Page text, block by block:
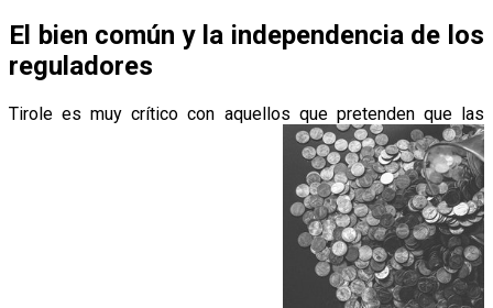
El bien común y la independencia de los
reguladores
Tirole es muy crítico con aquellos que pretenden que las